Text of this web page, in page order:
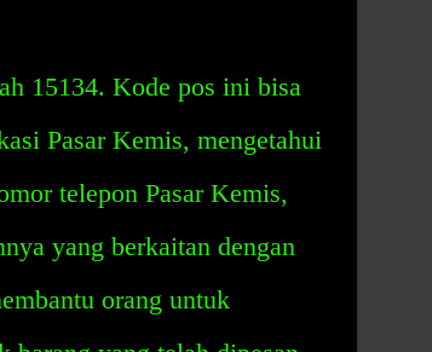
15134. Kode pos ini bisa
Pasar Kemis, mengetahui
telepon Pasar Kemis,
yang berkaitan dengan
orang untuk